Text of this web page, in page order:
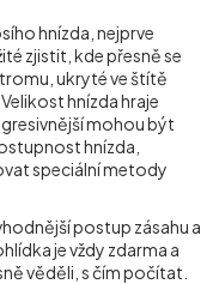
hnízda, nejprve
zjistit, kde přesně se
ukryté ve štítě
hnízda hraje
mohou být
hnízda,
speciální metody
postup zásahu a
je vždy zdarma a
věděli, s čím počítat.